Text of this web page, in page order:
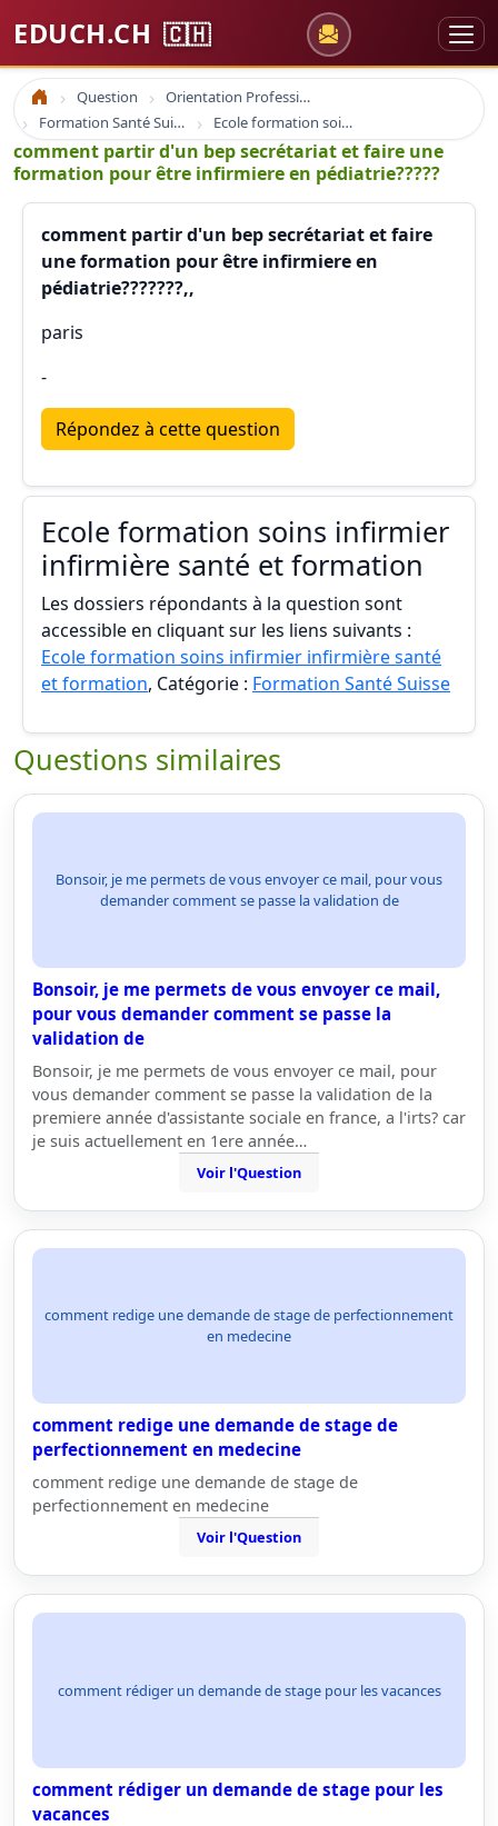
EDUCH.CH 🇨🇭
Accueil Question
Orientation Professionnelle
Formation Santé Suisse
Ecole formation soins infirmier infirmière santé et formation
comment partir d'un bep secrétariat et faire une
formation pour être infirmiere en pédiatrie?????
comment partir d'un bep secrétariat et faire
une formation pour être infirmiere en
pédiatrie???????,,
paris
-
Répondez à cette question
Ecole formation soins infirmier
infirmière santé et formation
Les dossiers répondants à la question sont
accessible en cliquant sur les liens suivants :
Ecole formation soins infirmier infirmière santé
et formation, Catégorie : Formation Santé Suisse
Questions similaires
Bonsoir, je me permets de vous envoyer ce mail, pour vous
demander comment se passe la validation de
Bonsoir, je me permets de vous envoyer ce mail,
pour vous demander comment se passe la
validation de
Bonsoir, je me permets de vous envoyer ce mail, pour
vous demander comment se passe la validation de la
premiere année d'assistante sociale en france, a l'irts? car
je suis actuellement en 1ere année…
Voir l'Question
comment redige une demande de stage de perfectionnement
en medecine
comment redige une demande de stage de
perfectionnement en medecine
comment redige une demande de stage de
perfectionnement en medecine
Voir l'Question
comment rédiger un demande de stage pour les vacances
comment rédiger un demande de stage pour les
vacances